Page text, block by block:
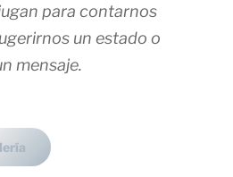
para contarnos
un estado o
mensaje.